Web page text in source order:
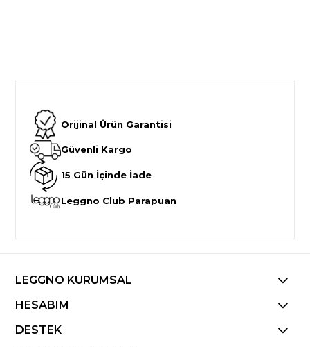
Orijinal Ürün Garantisi
Güvenli Kargo
15 Gün İçinde İade
Leggno Club Parapuan
LEGGNO KURUMSAL
HESABIM
DESTEK